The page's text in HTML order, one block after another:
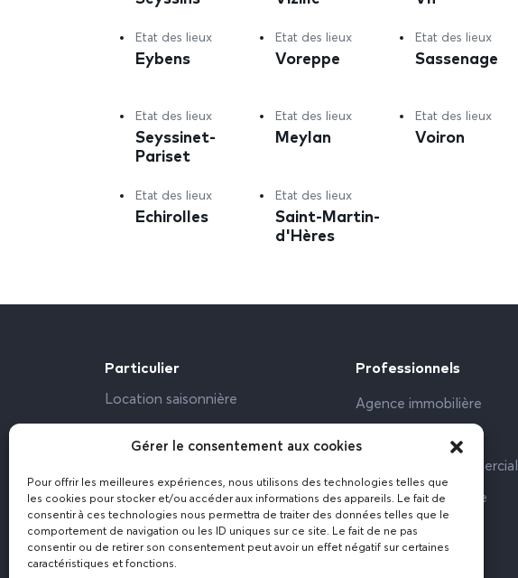
Gérer le consentement aux cookies
Pour offrir les meilleures expériences, nous utilisons des technologies telles que
les cookies pour stocker et/ou accéder aux informations des appareils. Le fait de
consentir à ces technologies nous permettra de traiter des données telles que le
comportement de navigation ou les ID uniques sur ce site. Le fait de ne pas
consentir ou de retirer son consentement peut avoir un effet négatif sur certaines
caractéristiques et fonctions.
Etat des lieux
Eybens
Etat des lieux
Voreppe
Etat des lieux
Sassenage
Etat des lieux
Seyssinet-
Pariset
Etat des lieux
Meylan
Etat des lieux
Voiron
Etat des lieux
Echirolles
Etat des lieux
Saint-Martin-
d'Hères
Particulier
Location saisonnière
Professionnels
Agence immobilière
Bureau, Local commercial
Résidence étudiante